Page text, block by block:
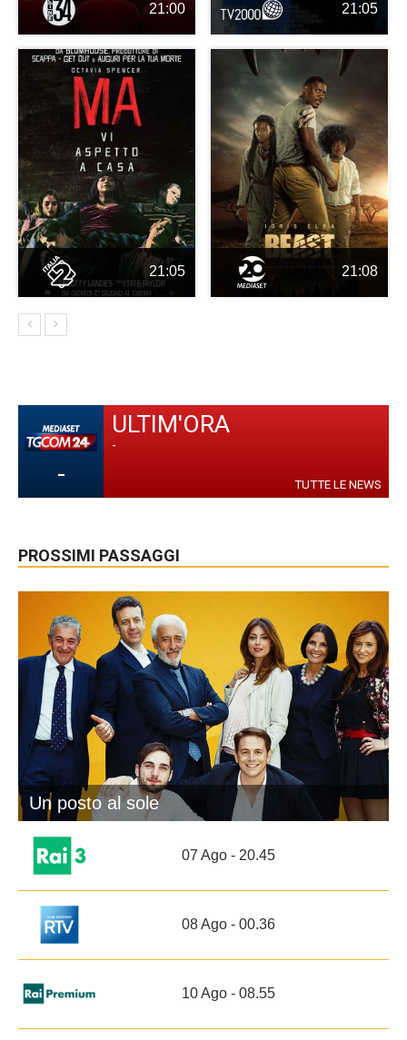
21:00 21:05
21:05 21:08
-
ULTIM'ORA
-
TUTTE LE NEWS
PROSSIMI PASSAGGI
Un posto al sole
07 Ago - 20.45
08 Ago - 00.36
10 Ago - 08.55